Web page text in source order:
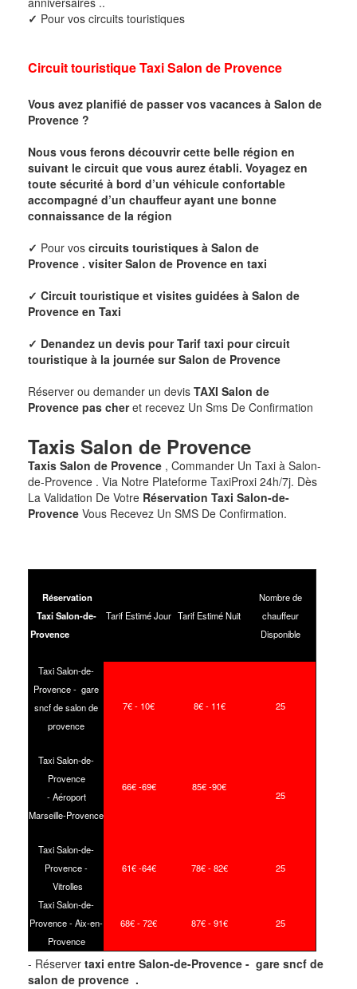
✓ Pour vos circuits touristiques
Circuit touristique TaxiSalon de Provence
Vous avez planifié de passer vos vacances à Salon de
Provence ?
Nous vous ferons découvrir cette belle région en
suivant le circuit que vous aurez établi. Voyagez en
toute sécurité à bord d’un véhicule confortable
accompagné d’un chauffeur ayant une bonne
connaissance de la région
✓ Pour vos circuits touristiques à Salon de
Provence . visiterSalon de Provence en taxi
✓ Circuit touristique et visites guidées à Salon de
Provence en Taxi
✓ Denandez un devis pourTarif taxi pour circuit
touristique à la journée surSalon de Provence
Réserver ou demander un devis TAXI Salon de
Provence pas cheret recevez Un Sms De Confirmation
Taxis Salon de Provence
Taxis Salon de Provence , Commander Un Taxi à Salon-
de-Provence . Via Notre Plateforme TaxiProxi 24h/7j. Dès
La Validation De Votre Réservation Taxi Salon-de-
Provence Vous Recevez Un SMS De Confirmation.
Réservation
Taxi Salon-de-
Provence
Tarif Estimé Jour Tarif Estimé Nuit
Nombre de
chauffeur
Disponible
Taxi Salon-de-
Provence - gare
sncf de salon de
provence
7€ - 10€ 8€ - 11€ 25
Taxi Salon-de-
Provence
- Aéroport
Marseille-Provence
66€ -69€ 85€ -90€
25
Taxi Salon-de-
Provence -
Vitrolles
61€ -64€ 78€ - 82€ 25
Taxi Salon-de-
Provence -Aix-en-
Provence
68€ - 72€ 87€ - 91€ 25
- Réserver taxi entre Salon-de-Provence - gare sncf de
salon de provence .